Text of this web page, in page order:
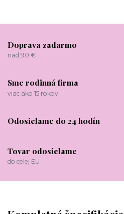
Doprava zadarmo
nad 90 €
Sme rodinná firma
viac ako 15 rokov
Odosielame do 24 hodín
Tovar odosielame
do celej EU